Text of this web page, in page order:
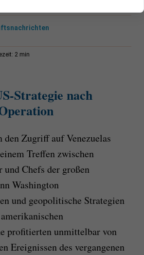
2 min
Strategie nach
den Zugriff auf Venezuelas
Treffen zwischen
Chefs der großen
Washington
und geopolitische Strategien
profitierten unmittelbar von
Ereignissen des vergangenen